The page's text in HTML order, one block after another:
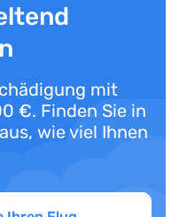
mit
€. Finden Sie in
wie viel Ihnen